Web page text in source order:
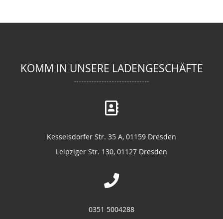
KOMM IN UNSERE LADENGESCHÄFTE
Kesselsdorfer Str. 35 A, 01159 Dresden
Leipziger Str. 130, 01127 Dresden
0351 5004288